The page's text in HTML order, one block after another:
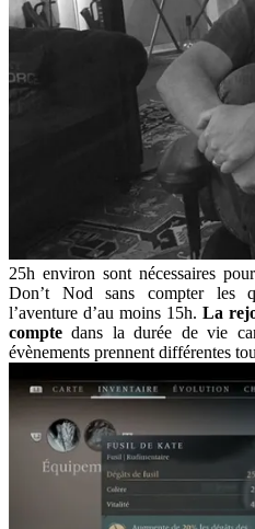
25h environ sont nécessaires
Don’t Nod sans compter les
l’aventure d’au moins 15h. La
compte dans la durée de vie
évènements prennent différentes